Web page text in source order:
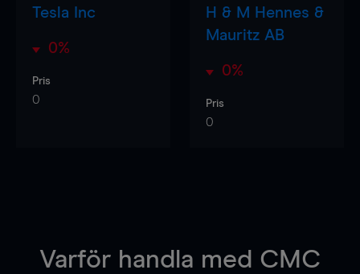
Tesla Inc
0%
Pris
0
H & M Hennes &
Mauritz AB
0%
Pris
0
Varför handla med CMC